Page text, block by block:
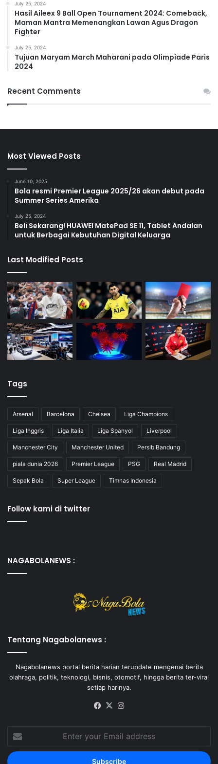
July 25, 2024
Hasil Aileex 9 Ball Open Tournament 2024: Comeback,
Maman Mantra Memenangkan Lawan Agus Dragon
Fighter
July 25, 2024
Tujuan Maryam March Maharani pada Olimpiade Paris
2024
Recent Comments
Most Viewed Posts
June 10, 2025
Bola resmi Premier League 2025/26 akan debut pada
Summer Series Amerika
July 25, 2024
Beli Sekarang! HUAWEI MatePad SE 11, Tablet Andalan
untuk Berbagai Kebutuhan Digital Keluarga
Last Modified Posts
Tags
Arsenal Barcelona Chelsea Liga Champions
Liga Inggris Liga Italia Liga Spanyol Liverpool
Manchester City Manchester United Persib Bandung
piala dunia 2026 Premier League PSG Real Madrid
Sepak Bola Super League Timnas Indonesia
Follow kami di twitter
NAGABOLANEWS :
Tentang Nagabolanews :
Nagabolanews portal berita harian terupdate mengenai berita
olahraga, politik, teknologi, bisnis, otomotif, hingga berita ter-viral
setiap harinya.
Facebook
X
your
Email
address